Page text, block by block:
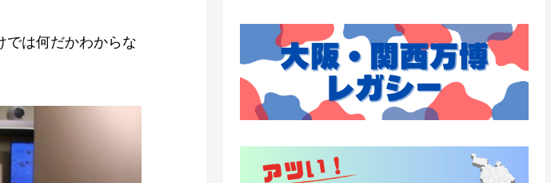
は何だかわからな